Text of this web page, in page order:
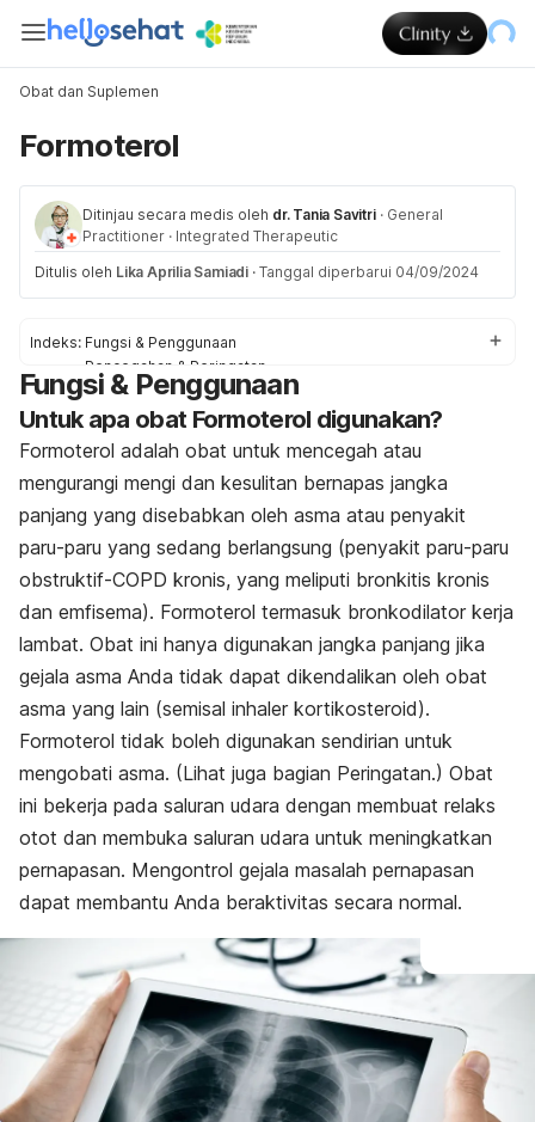
Obat dan Suplemen
Formoterol
Ditinjau secara medis oleh dr. Tania Savitri · General
Practitioner · Integrated Therapeutic
Ditulis oleh Lika Aprilia Samiadi · Tanggal diperbarui 04/09/2024
Indeks: Fungsi & Penggunaan
Pencegahan & Peringatan
Efek Samping
Interaksi Obat
Dosis
Fungsi & Penggunaan
Untuk apa obat Formoterol digunakan?
Formoterol adalah obat untuk mencegah atau
mengurangi mengi dan kesulitan bernapas jangka
panjang yang disebabkan oleh asma atau penyakit
paru-paru yang sedang berlangsung (penyakit paru-paru
obstruktif-COPD kronis, yang meliputi bronkitis kronis
dan emfisema). Formoterol termasuk bronkodilator kerja
lambat. Obat ini hanya digunakan jangka panjang jika
gejala asma Anda tidak dapat dikendalikan oleh obat
asma yang lain (semisal inhaler kortikosteroid).
Formoterol tidak boleh digunakan sendirian untuk
mengobati asma. (Lihat juga bagian Peringatan.) Obat
ini bekerja pada saluran udara dengan membuat relaks
otot dan membuka saluran udara untuk meningkatkan
pernapasan. Mengontrol gejala masalah pernapasan
dapat membantu Anda beraktivitas secara normal.